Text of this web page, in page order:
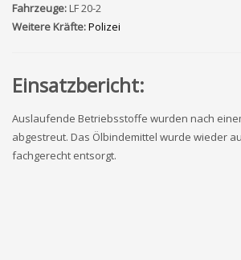
Fahrzeuge:LF 20-2
Weitere Kräfte:Polizei
Einsatzbericht:
Auslaufende Betriebsstoffe wurden nach
abgestreut. Das Ölbindemittel wurde wieder
fachgerecht entsorgt.